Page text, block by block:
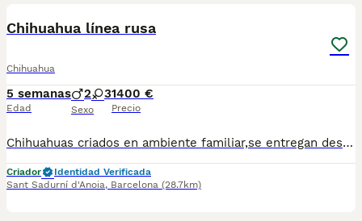
Chihuahua línea rusa
Chihuahua
5 semanas
Edad
2 3
Sexo
1400 €
Precio
Chihuahuas criados en ambiente familiar,se entregan desparasitados y vacunados.Para mas información escribir o llamar al 682908382
Criador
Identidad Verificada
Sant Sadurní d'Anoia, Barcelona (28.7km)